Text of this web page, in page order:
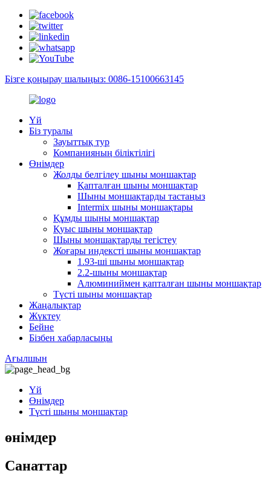
Бізге қоңырау шалыңыз: 0086-15100663145
Үй
Біз туралы
Зауыттық тур
Компанияның біліктілігі
Өнімдер
Жолды белгілеу шыны моншақтар
Қапталған шыны моншақтар
Шыны моншақтарды тастаңыз
Intermix шыны моншақтары
Құмды шыны моншақтар
Қуыс шыны моншақтар
Шыны моншақтарды тегістеу
Жоғары индексті шыны моншақтар
1.93-ші шыны моншақтар
2.2-шыны моншақтар
Алюминиймен қапталған шыны моншақтар
Түсті шыны моншақтар
Жаңалықтар
Жүктеу
Бейне
Бізбен хабарласыңы
Ағылшын
Үй
Өнімдер
Түсті шыны моншақтар
өнімдер
Санаттар